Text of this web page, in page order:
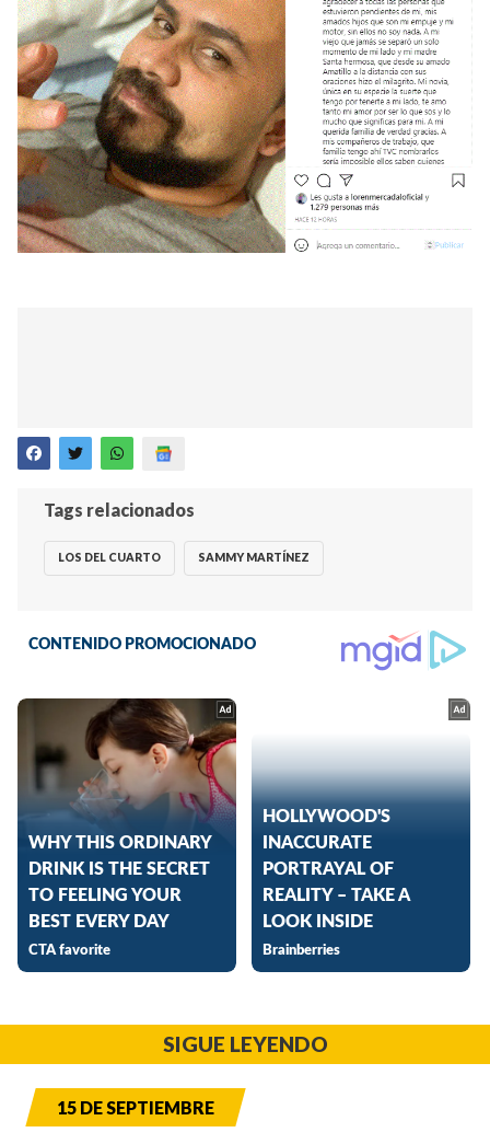
Tags relacionados
LOS DEL CUARTO SAMMY MARTÍNEZ
SIGUE LEYENDO
15 DE SEPTIEMBRE